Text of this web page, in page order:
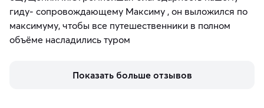
гиду- сопровождающему Максиму , он выложился по
максимуму, чтобы все путешественники в полном
объёме насладились туром
Показать больше отзывов